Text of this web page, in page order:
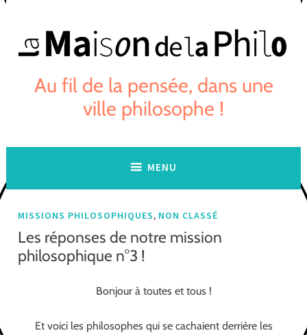
Skip
content
Au fil de la pensée, dans une
ville philosophe !
MENU
MISSIONS PHILOSOPHIQUES, NON CLASSÉ
Les réponses de notre mission
philosophique n°3 !
Bonjour à toutes et tous !
Et voici les philosophes qui se cachaient derrière les